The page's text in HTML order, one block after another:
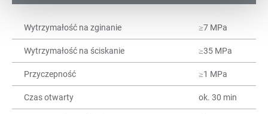
Wytrzymałość na zginanie ≥7 MPa
Wytrzymałość na ściskanie ≥35 MPa
Przyczepność ≥1 MPa
Czas otwarty ok. 30 min